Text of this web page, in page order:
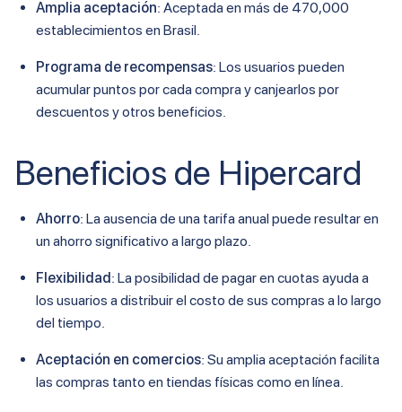
Amplia aceptación: Aceptada en más de 470,000
establecimientos en Brasil.
Programa de recompensas: Los usuarios pueden
acumular puntos por cada compra y canjearlos por
descuentos y otros beneficios.
Beneficios de Hipercard
Ahorro: La ausencia de una tarifa anual puede resultar en
un ahorro significativo a largo plazo.
Flexibilidad: La posibilidad de pagar en cuotas ayuda a
los usuarios a distribuir el costo de sus compras a lo largo
del tiempo.
Aceptación en comercios: Su amplia aceptación facilita
las compras tanto en tiendas físicas como en línea.